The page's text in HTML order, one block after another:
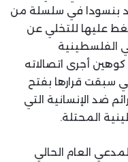
بنسودا في سلسلة من
عليها للتخلي عن
الفلسطينية
أجرى اتصالاته
سبقت قرارها بفتح
ضد الإنسانية التي
المحتلة.
العام الحالي